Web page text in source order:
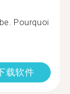
Pourquoi
载软件